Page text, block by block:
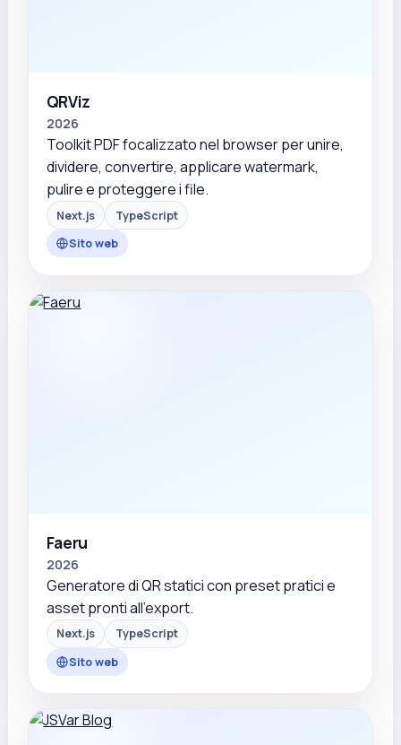
QRViz
2026
Toolkit PDF focalizzato nel browser per unire,
dividere, convertire, applicare watermark,
pulire e proteggere i file.
Next.js
TypeScript
Sito web
Faeru
2026
Generatore di QR statici con preset pratici e
asset pronti all'export.
Next.js
TypeScript
Sito web